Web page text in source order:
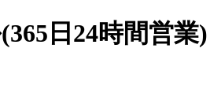
日24時間営業)